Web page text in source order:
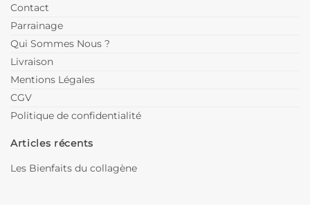
Contact
Parrainage
Qui Sommes Nous ?
Livraison
Mentions Légales
CGV
Politique de confidentialité
Articles récents
Les Bienfaits du collagène